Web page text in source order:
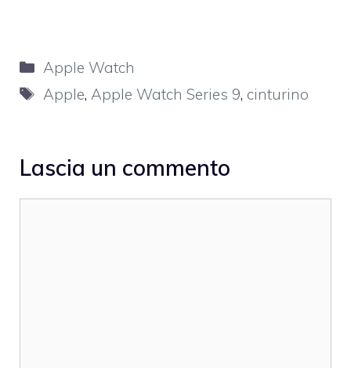
Categorie
Apple Watch
Tag
Apple,Apple Watch Series 9, cinturino
Lascia un commento